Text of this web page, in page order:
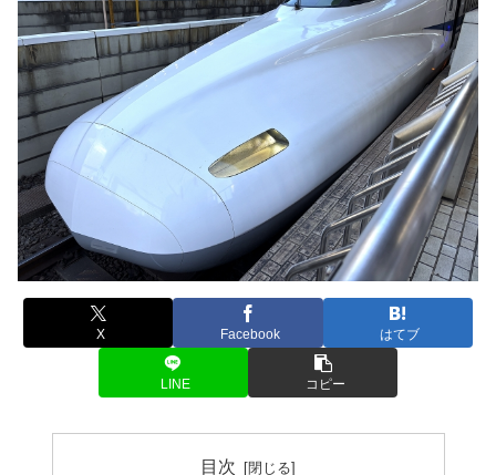
X Facebook はてブ
LINE コピー
目次